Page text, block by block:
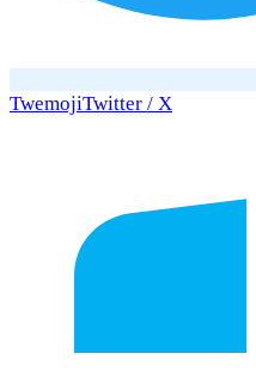
TwemojiTwitter / X